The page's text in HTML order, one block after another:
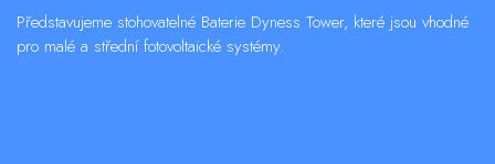
Představujeme stohovatelné Baterie Dyness Tower, které jsou vhodné
pro malé a střední fotovoltaické systémy.